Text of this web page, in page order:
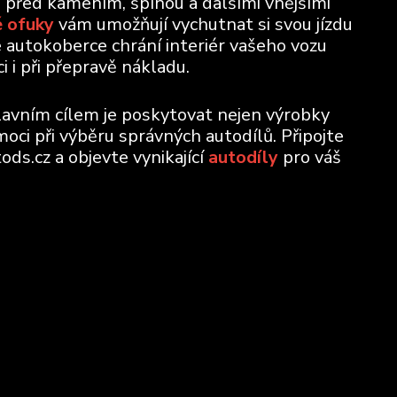
ofukyvám umožňují vychutnat si svou jízdu
chrání interiér vašeho vozu
i při přepravě nákladu.
cílem je poskytovat nejen výrobky
při výběru správných autodílů. Připojte
a objevte vynikajícíautodíly pro váš